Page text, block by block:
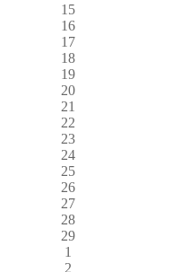
15
16
17
18
19
20
21
22
23
24
25
26
27
28
29
1
2